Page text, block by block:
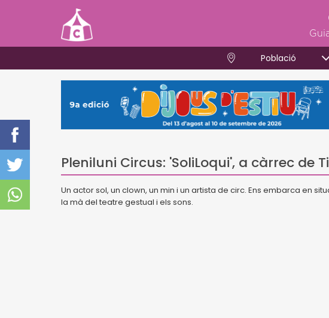
Població
Pleniluni Circus: 'SoliLoqui', a càrrec de
Un actor sol, un clown, un min i un artista de circ. Ens embarca en
la mà del teatre gestual i els sons.